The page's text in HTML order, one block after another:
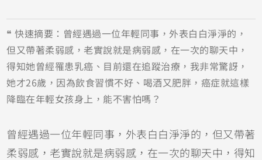
❝ 快速摘要：曾經遇過一位年輕同事，外表白白淨淨的，
但又帶著柔弱感，老實說就是病弱感，在一次的聊天中，
得知她曾經罹患乳癌、目前還在追蹤治療，我非常驚訝，
她才26歲，因為飲食習慣不好、喝酒又肥胖，癌症就這樣
降臨在年輕女孩身上，能不害怕嗎？
曾經遇過一位年輕同事，外表白白淨淨的，但又帶著
柔弱感，老實說就是病弱感，在一次的聊天中，得知